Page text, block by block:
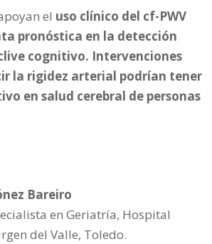
el uso clínico del cf-PWV
pronóstica en la detección
cognitivo. Intervenciones
la rigidez arterial podrían tener
en salud cerebral de personas
Bareiro
en Geriatría, Hospital
del Valle, Toledo.